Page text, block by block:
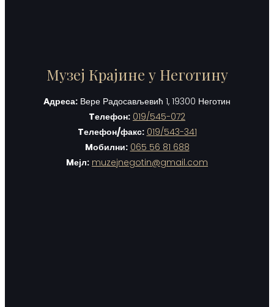
Музеј Крајине у Неготину
Aдреса: Вере Радосављевић 1, 19300 Неготин
Tелефон: 019/545-072
Tелефон/факс: 019/543-341
Mобилни: 065 56 81 688
Mејл: muzejnegotin@gmail.com